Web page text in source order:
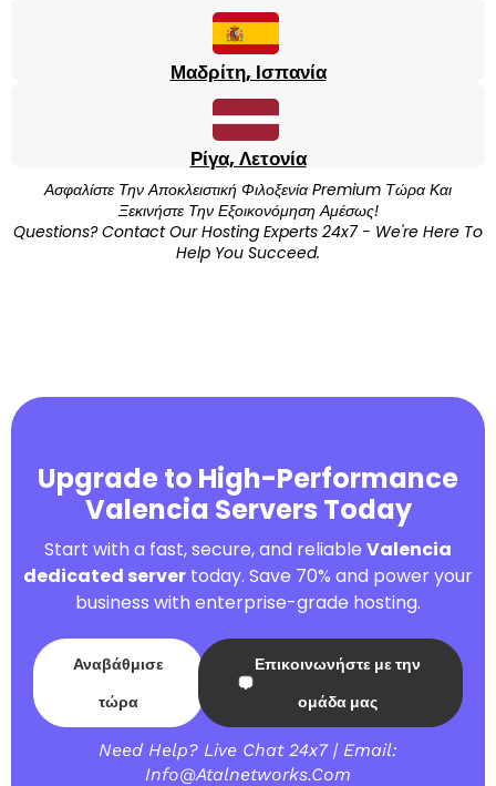
Μαδρίτη, Ισπανία
Ρίγα, Λετονία
Ασφαλίστε Την Αποκλειστική Φιλοξενία Premium Τώρα Και
Ξεκινήστε Την Εξοικονόμηση Αμέσως!
Questions? Contact Our Hosting Experts 24x7 - We're Here To
Help You Succeed.
Upgrade to High-Performance
Valencia Servers Today
Start with a fast, secure, and reliable Valencia
dedicated server today. Save 70% and power your
business with enterprise-grade hosting.
Αναβάθμισε
τώρα
Επικοινωνήστε με την
ομάδα μας
Need Help? Live Chat 24x7 | Email:
Info@atalnetworks.com